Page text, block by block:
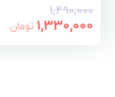
1,490,000
1,330,000 تومان